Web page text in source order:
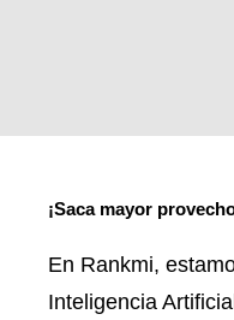
¡Saca mayor
En Rankmi,
Inteligencia